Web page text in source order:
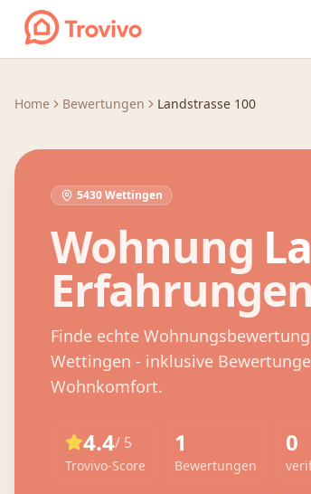
Zum Inhalt springen
Home Bewertungen Landstrasse 100
5430 Wettingen
Wohnung
Finde echte
Wettingen - inklusive
Wohnkomfort.
4.4/ 5
Trovivo-Score
1
Bewertungen
0